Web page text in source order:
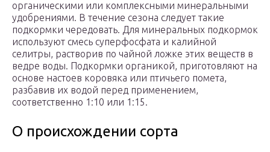
органическими или комплексными минеральными
удобрениями. В течение сезона следует такие
подкормки чередовать. Для минеральных подкормок
используют смесь суперфосфата и калийной
селитры, растворив по чайной ложке этих веществ в
ведре воды. Подкормки органикой, приготовляют на
основе настоев коровяка или птичьего помета,
разбавив их водой перед применением,
соответственно 1:10 или 1:15.
О происхождении сорта